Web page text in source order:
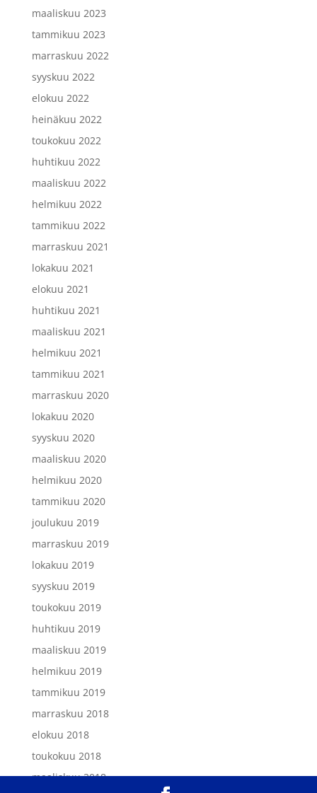
maaliskuu 2023
tammikuu 2023
marraskuu 2022
syyskuu 2022
elokuu 2022
heinäkuu 2022
toukokuu 2022
huhtikuu 2022
maaliskuu 2022
helmikuu 2022
tammikuu 2022
marraskuu 2021
lokakuu 2021
elokuu 2021
huhtikuu 2021
maaliskuu 2021
helmikuu 2021
tammikuu 2021
marraskuu 2020
lokakuu 2020
syyskuu 2020
maaliskuu 2020
helmikuu 2020
tammikuu 2020
joulukuu 2019
marraskuu 2019
lokakuu 2019
syyskuu 2019
toukokuu 2019
huhtikuu 2019
maaliskuu 2019
helmikuu 2019
tammikuu 2019
marraskuu 2018
elokuu 2018
toukokuu 2018
maaliskuu 2018